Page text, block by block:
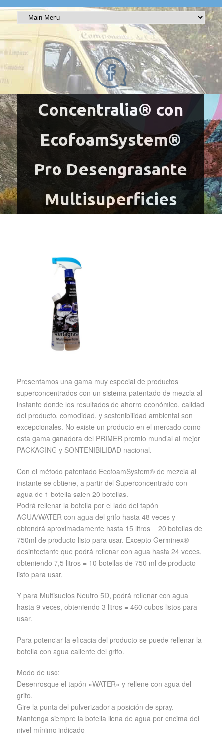
Concentralia® con
EcofoamSystem®
Pro Desengrasante
Multisuperficies
Presentamos una gama muy especial de productos
superconcentrados con un sistema patentado de mezcla al
instante donde los resultados de ahorro económico, calidad
del producto, comodidad, y sostenibilidad ambiental son
excepcionales. No existe un producto en el mercado como
esta gama ganadora del PRIMER premio mundial al mejor
PACKAGING y SONTENIBILIDAD nacional.
Con el método patentado EcofoamSystem® de mezcla al
instante se obtiene, a partir del Superconcentrado con
agua de 1 botella salen 20 botellas.
Podrá rellenar la botella por el lado del tapón
AGUA/WATER con agua del grifo hasta 48 veces y
obtendrá aproximadamente hasta 15 litros = 20 botellas de
750ml de producto listo para usar. Excepto Germinex®
desinfectante que podrá rellenar con agua hasta 24 veces,
obteniendo 7,5 litros = 10 botellas de 750 ml de producto
listo para usar.
Y para Multisuelos Neutro 5D, podrá rellenar con agua
hasta 9 veces, obteniendo 3 litros = 460 cubos listos para
usar.
Para potenciar la eficacia del producto se puede rellenar la
botella con agua caliente del grifo.
Modo de uso:
Desenrosque el tapón «WATER» y rellene con agua del
grifo.
Gire la punta del pulverizador a posición de spray.
Mantenga siempre la botella llena de agua por encima del
nivel mínimo indicado